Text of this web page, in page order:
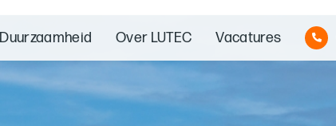
Duurzaamheid Over LUTEC Vacatures